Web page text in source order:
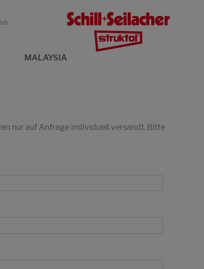
MALAYSIA
nur auf Anfrage individuell versandt. Bitte